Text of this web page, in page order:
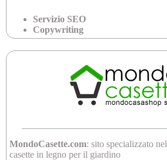
Servizio SEO
Copywriting
MondoCasette.com: sito specializzato
casette in legno per il giardino